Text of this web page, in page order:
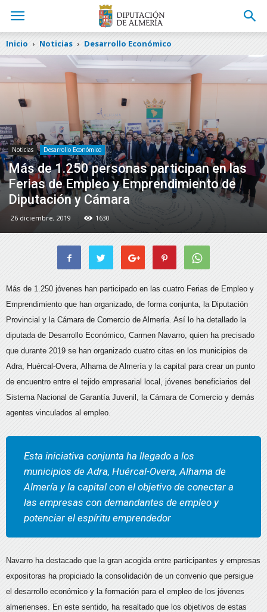
Inicio Noticias Desarrollo Económico
Noticias Desarrollo Económico
Más de 1.250 personas participan en las
Ferias de Empleo y Emprendimiento de
Diputación y Cámara
26 diciembre, 2019 1630
Más de 1.250 jóvenes han participado en las cuatro Ferias de Empleo y
Emprendimiento que han organizado, de forma conjunta, la Diputación
Provincial y la Cámara de Comercio de Almería. Así lo ha detallado la
diputada de Desarrollo Económico, Carmen Navarro, quien ha precisado
que durante 2019 se han organizado cuatro citas en los municipios de
Adra, Huércal-Overa, Alhama de Almería y la capital para crear un punto
de encuentro entre el tejido empresarial local, jóvenes beneficiarios del
Sistema Nacional de Garantía Juvenil, la Cámara de Comercio y demás
agentes vinculados al empleo.
Esta iniciativa conjunta ha llegado a los
municipios de Adra, Huércal-Overa, Alhama de
Almería y la capital con el objetivo de conectar a
las empresas con demandantes de empleo y
potenciar el espíritu emprendedor
Navarro ha destacado que la gran acogida entre participantes y empresas
expositoras ha propiciado la consolidación de un convenio que persigue
el desarrollo económico y la formación para el empleo de los jóvenes
almerienses. En este sentido, ha resaltado que los objetivos de estas